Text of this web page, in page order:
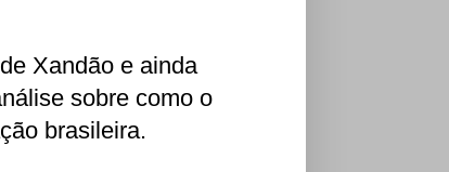
Xandão e ainda
sobre como o
brasileira.